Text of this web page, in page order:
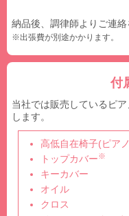
納品後、調律師よりご連絡
※出張費が別途かかります。
付
当社では販売しているピ
します。
高低自在椅子(ピア
トップカバー※
キーカバー
オイル
クロス